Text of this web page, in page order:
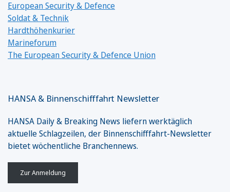
European Security & Defence
Soldat & Technik
Hardthöhenkurier
Marineforum
The European Security & Defence Union
HANSA & Binnenschifffahrt Newsletter
HANSA Daily & Breaking News liefern werktäglich
aktuelle Schlagzeilen, der Binnenschifffahrt-Newsletter
bietet wöchentliche Branchennews.
Zur Anmeldung